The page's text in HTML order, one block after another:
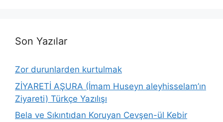
Son Yazılar
Zor durunlarden kurtulmak
ZİYARETİ AŞURA (İmam Huseyn aleyhisselam’ın
Ziyareti) Türkçe Yazılışı
Bela ve Sıkıntıdan Koruyan Cevşen-ül Kebir